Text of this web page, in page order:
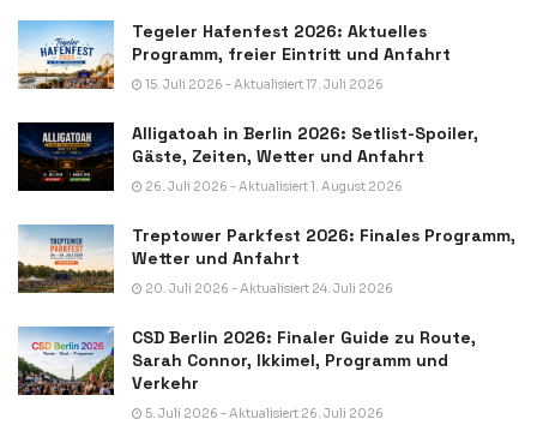
Tegeler Hafenfest 2026: Aktuelles
Programm, freier Eintritt und Anfahrt
15. Juli 2026 - Aktualisiert 17. Juli 2026
Alligatoah in Berlin 2026: Setlist-Spoiler,
Gäste, Zeiten, Wetter und Anfahrt
26. Juli 2026 - Aktualisiert 1. August 2026
Treptower Parkfest 2026: Finales Programm,
Wetter und Anfahrt
20. Juli 2026 - Aktualisiert 24. Juli 2026
CSD Berlin 2026: Finaler Guide zu Route,
Sarah Connor, Ikkimel, Programm und
Verkehr
5. Juli 2026 - Aktualisiert 26. Juli 2026